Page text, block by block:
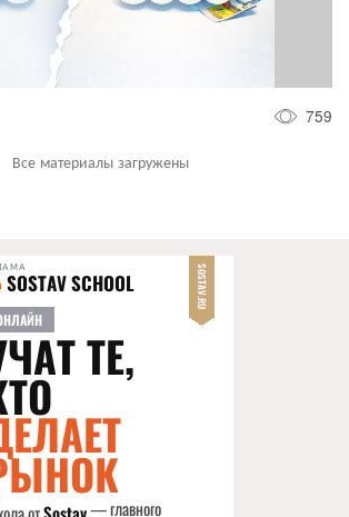
759
Все материалы загружены